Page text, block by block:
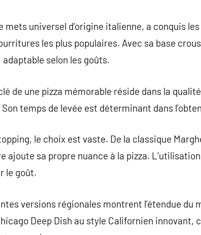
mets universel d’origine italienne, a conquis
les plus populaires. Avec sa base
adaptable selon les goûts.
de une pizza mémorable réside dans la
temps de levée est déterminant dans
le choix est vaste. De la classique
ajoute sa propre nuance à la pizza.
le goût.
versions régionales montrent l’étendue du
Deep Dish au style Californien